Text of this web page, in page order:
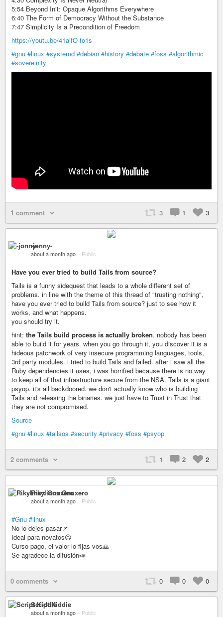
5:54 Beyond Init: Opaque Algorithms Everywhere
6:40 The Form of Democracy Without the Substance
7:47 Simplicity Is a Precondition of Freedom
https://youtu.be/41aifO-to1s
#gnu #linux #systemd #debian #history #debate #foss #algorithmic
#sovereinity
1 comment 3 1 3
-jonny-
about a month ago – Public
Have you ever tried to build Tails from source?
Tails is a funny sidequest that leads to a whole different set of
problems. in line with the theme of this thread of "trusting nothing",
have you ever tried to build Tails from source? just to see how it
works, and what happens.
you should try it.
hint: the Tails build process is actually broken. nobody has been
able to build it for years. when you go through it, you discover it is a
hideous patchwork of very insecure programming languages, tools,
3rd party modules. i tried to build Tails and failed. after i saw all the
Ruby dependencies it uses, i was horrified because there is no way
to keep all of that infrastructure secure from the NSA. Tails is a giant
psyop. it's all backdoored. we don't actually know who is building
Tails and releasing the binaries. we just have to Trust in Trust that
they are not compromised.
Source
#gnu #linux #tailsos #security #privacy #foss #psyop
2 comments 1 2 2
Rikylinux Gnuxero
about a month ago – Public
#Gnu #linux
No lo dejes pasar📌
Ideal para novatos😉
Curso pago, el valor lo fijas vos🙏
Se agradece la difusión📣
0 comments 0 0 0
Script Kiddie
about a month ago – Public